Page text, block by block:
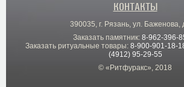
КОНТАКТЫ
390035, г. Рязань, ул. Баженова,
Заказать памятник: 8-962-396-
Заказать ритуальные товары: 8-900-901-18-
(4912) 95-29-55
© «Ритфуракс», 2018